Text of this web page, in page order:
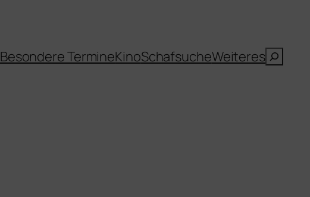
Besondere TermineKinoSchafsucheWeiteresSuchen